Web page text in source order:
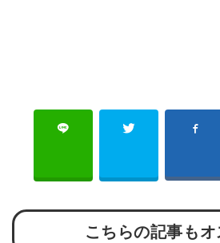
こちらの記事もオ